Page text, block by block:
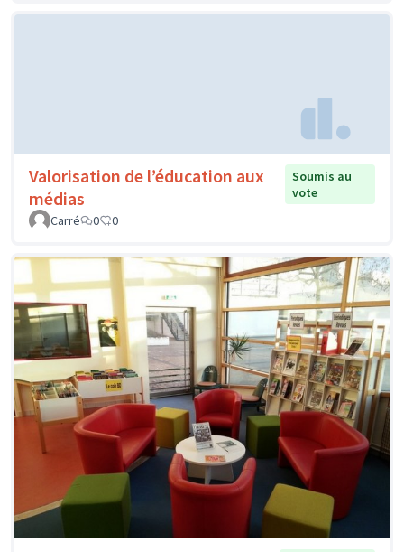
Valorisation de l’éducation aux
médias
Soumis au
vote
Carré
0 0